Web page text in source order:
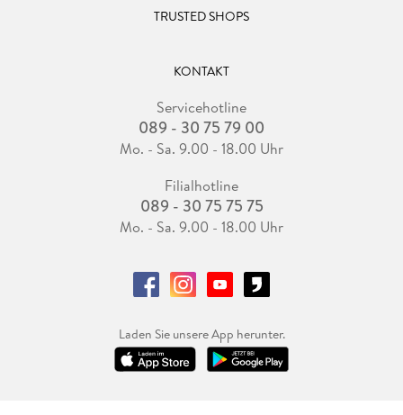
TRUSTED SHOPS
KONTAKT
Servicehotline
089 - 30 75 79 00
Mo. - Sa. 9.00 - 18.00 Uhr
Filialhotline
089 - 30 75 75 75
Mo. - Sa. 9.00 - 18.00 Uhr
Laden Sie unsere App herunter.